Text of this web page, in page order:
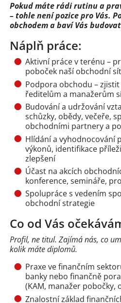
Pokud máte rádi rutinu a
– tohle není pozice pro Vás.
obchodem a baví Vás
Náplň práce:
Aktivní práce v terénu –
poboček naší obchodní
Podpora obchodu –
ředitelům a manažerům
Budování a udržování
schůzky, obědy, večeře,
obchodními partnery a
Hlídání a vyhodnocování
výkonů, identifikace
zlepšení
Účast na akcích
konference, semináře,
Spolupráce s vedením
obchodní strategie
Co od Vás
Profil, ne titul. Zajímá nás, co
kolik máte diplomů.
Praxe ve finančním
banky nebo finančně
(KAM, manažer pobočky,
Znalostní základ